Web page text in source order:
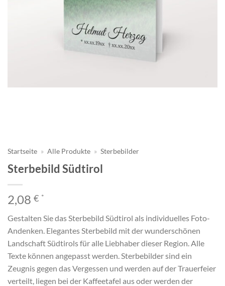
Startseite » Alle Produkte » Sterbebilder
Sterbebild Südtirol
2,08 € *
Gestalten Sie das Sterbebild Südtirol als individuelles Foto-
Andenken. Elegantes Sterbebild mit der wunderschönen
Landschaft Südtirols für alle Liebhaber dieser Region. Alle
Texte können angepasst werden. Sterbebilder sind ein
Zeugnis gegen das Vergessen und werden auf der Trauerfeier
verteilt, liegen bei der Kaffeetafel aus oder werden der